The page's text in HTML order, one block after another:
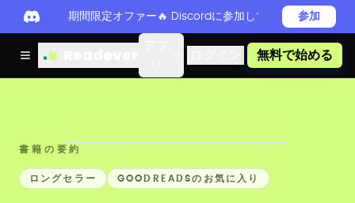
期間限定オファー🔥 Discordに参加してReadever PRO
参加
無料で始める
書籍の要約
ロングセラー GOODREADSのお気に入り